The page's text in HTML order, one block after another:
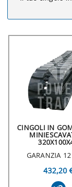
CINGOLI IN
GARANZIA
432,20